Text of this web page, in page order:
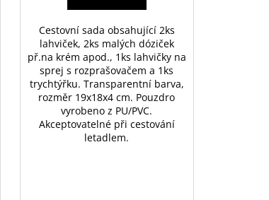
Cestovní sada obsahující 2ks
lahviček, 2ks malých dóziček
př.na krém apod., 1ks lahvičky na
sprej s rozprašovačem a 1ks
trychtýřku. Transparentní barva,
rozměr 19x18x4 cm. Pouzdro
vyrobeno z PU/PVC.
Akceptovatelné při cestování
letadlem.